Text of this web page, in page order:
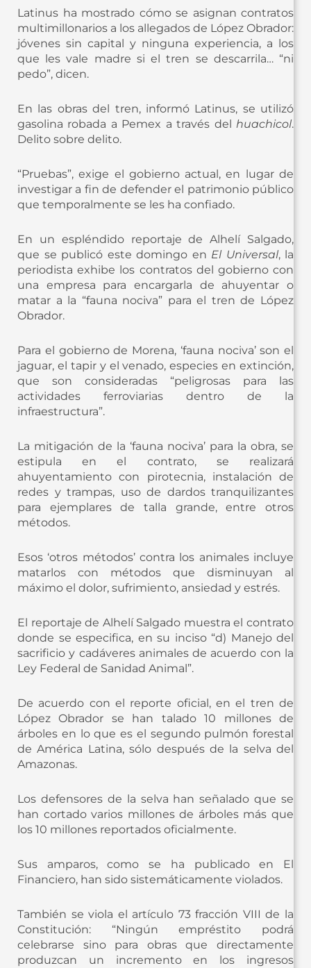
Latinus ha mostrado cómo se asignan contratos
multimillonarios a los allegados de López Obrador:
jóvenes sin capital y ninguna experiencia, a los
que les vale madre si el tren se descarrila… “ni
pedo”, dicen.
En las obras del tren, informó Latinus, se utilizó
gasolina robada a Pemex a través del huachicol.
Delito sobre delito.
“Pruebas”, exige el gobierno actual, en lugar de
investigar a fin de defender el patrimonio público
que temporalmente se les ha confiado.
En un espléndido reportaje de Alhelí Salgado,
que se publicó este domingo en El Universal, la
periodista exhibe los contratos del gobierno con
una empresa para encargarla de ahuyentar o
matar a la “fauna nociva” para el tren de López
Obrador.
Para el gobierno de Morena, ‘fauna nociva’ son el
jaguar, el tapir y el venado, especies en extinción,
que son consideradas “peligrosas para las
actividades ferroviarias dentro de la
infraestructura”.
La mitigación de la ‘fauna nociva’ para la obra, se
estipula en el contrato, se realizará
ahuyentamiento con pirotecnia, instalación de
redes y trampas, uso de dardos tranquilizantes
para ejemplares de talla grande, entre otros
métodos.
Esos ‘otros métodos’ contra los animales incluye
matarlos con métodos que disminuyan al
máximo el dolor, sufrimiento, ansiedad y estrés.
El reportaje de Alhelí Salgado muestra el contrato
donde se especifica, en su inciso “d) Manejo del
sacrificio y cadáveres animales de acuerdo con la
Ley Federal de Sanidad Animal”.
De acuerdo con el reporte oficial, en el tren de
López Obrador se han talado 10 millones de
árboles en lo que es el segundo pulmón forestal
de América Latina, sólo después de la selva del
Amazonas.
Los defensores de la selva han señalado que se
han cortado varios millones de árboles más que
los 10 millones reportados oficialmente.
Sus amparos, como se ha publicado en El
Financiero, han sido sistemáticamente violados.
También se viola el artículo 73 fracción VIII de la
Constitución: “Ningún empréstito podrá
celebrarse sino para obras que directamente
produzcan un incremento en los ingresos